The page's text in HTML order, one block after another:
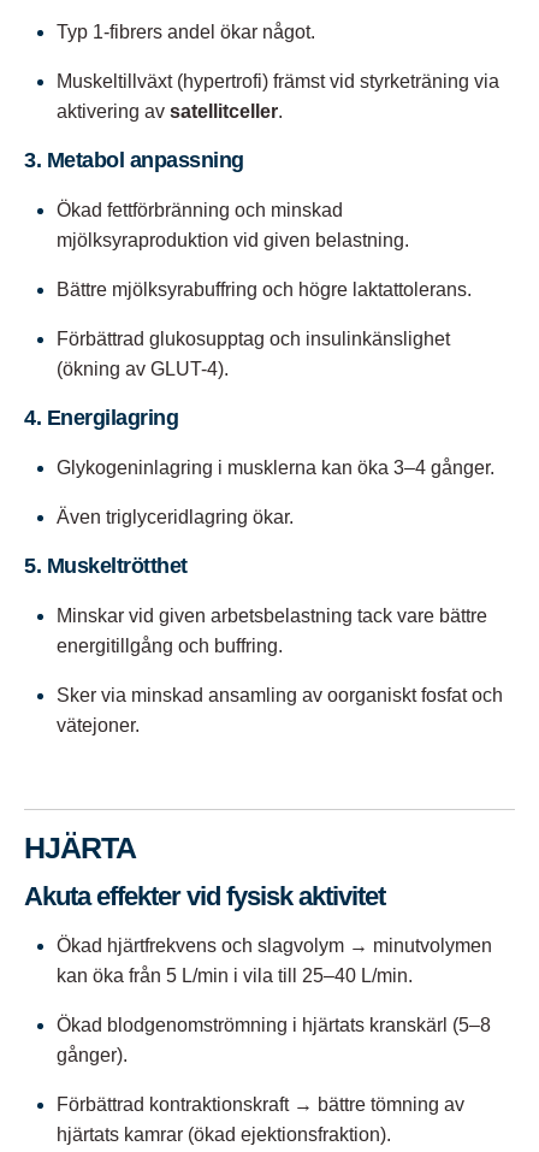
Typ 1-fibrers andel ökar något.
Muskeltillväxt (hypertrofi) främst vid styrketräning via
aktivering avsatellitceller.
3. Metabol anpassning
Ökad fettförbränning och minskad
mjölksyraproduktion vid given belastning.
Bättre mjölksyrabuffring och högre laktattolerans.
Förbättrad glukosupptag och insulinkänslighet
(ökning av GLUT-4).
4. Energilagring
Glykogeninlagring i musklerna kan öka 3–4 gånger.
Även triglyceridlagring ökar.
5. Muskeltrötthet
Minskar vid given arbetsbelastning tack vare bättre
energitillgång och buffring.
Sker via minskad ansamling av oorganiskt fosfat och
vätejoner.
HJÄRTA
Akuta effekter vid fysisk aktivitet
Ökad hjärtfrekvens och slagvolym → minutvolymen
kan öka från 5 L/min i vila till 25–40 L/min.
Ökad blodgenomströmning i hjärtats kranskärl (5–8
gånger).
Förbättrad kontraktionskraft → bättre tömning av
hjärtats kamrar (ökad ejektionsfraktion).